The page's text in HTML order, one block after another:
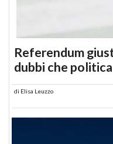
Referendum
dubbi che politica
di Elisa Leuzzo